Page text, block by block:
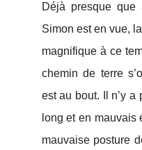
Déjà presque
Simon est en vue,
magnifique à ce
chemin de terre
est au bout. Il n’y
long et en mauvais
mauvaise posture